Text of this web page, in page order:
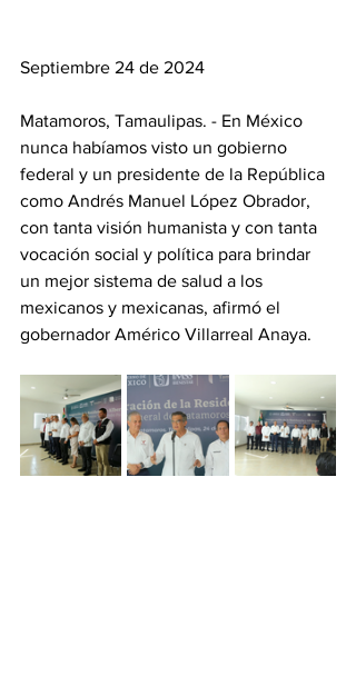
Septiembre 24 de 2024
Matamoros, Tamaulipas. - En México
nunca habíamos visto un gobierno
federal y un presidente de la República
como Andrés Manuel López Obrador,
con tanta visión humanista y con tanta
vocación social y política para brindar
un mejor sistema de salud a los
mexicanos y mexicanas, afirmó el
gobernador Américo Villarreal Anaya.